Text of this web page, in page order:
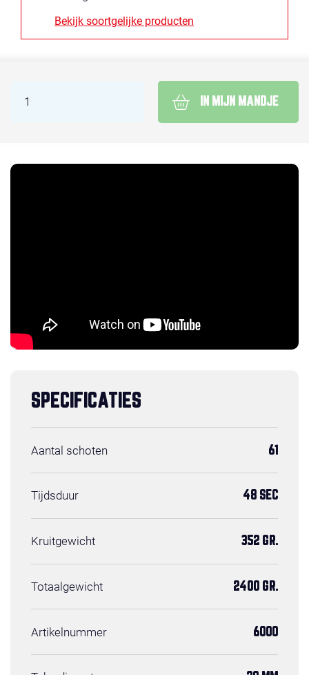
Bekijk soortgelijke producten
IN MIJN MANDJE
SPECIFICATIES
Aantal schoten 61
Tijdsduur 48 SEC
Kruitgewicht 352 GR.
Totaalgewicht 2400 GR.
Artikelnummer 6000